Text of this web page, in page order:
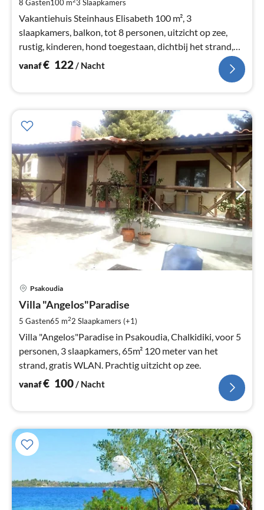
8 Gasten100 m 3 Slaapkamers
Vakantiehuis Steinhaus Elisabeth 100 m², 3
slaapkamers, balkon, tot 8 personen, uitzicht op zee,
rustig, kinderen, hond toegestaan, dichtbij het strand,
centraal, barbecue, airconditioning, WLAN
vanaf€ 122/ Nacht
Psakoudia
Villa "Angelos"Paradise
5 Gasten65 m22 Slaapkamers (+1)
Villa "Angelos"Paradise in Psakoudia, Chalkidiki, voor 5
personen, 3 slaapkamers, 65m² 120 meter van het
strand, gratis WLAN. Prachtig uitzicht op zee.
vanaf€ 100/ Nacht